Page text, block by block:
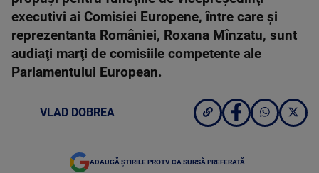
executivi ai Comisiei Europene, între care şi
reprezentanta României, Roxana Mînzatu, sunt
audiaţi marţi de comisiile competente ale
Parlamentului European.
VLAD DOBREA
ADAUGĂ ȘTIRILE PROTV CA SURSĂ PREFERATĂ